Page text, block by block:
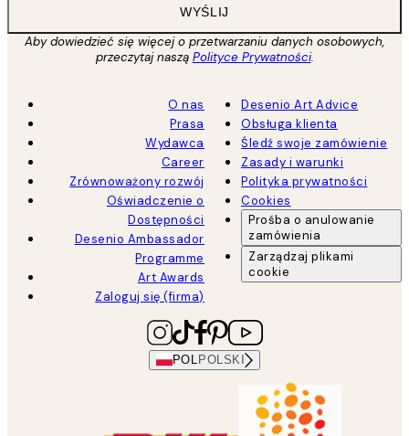
WYŚLIJ
Aby dowiedzieć się więcej o przetwarzaniu danych osobowych,
przeczytaj naszą Polityce Prywatności.
O nas
Prasa
Wydawca
Career
Zrównoważony rozwój
Oświadczenie o
Dostępności
Desenio Ambassador
Programme
Art Awards
Zaloguj się (firma)
Desenio Art Advice
Obsługa klienta
Śledź swoje zamówienie
Zasady i warunki
Polityka prywatności
Cookies
Prośba o anulowanie
zamówienia
Zarządzaj plikami
cookie
POL POLSKI